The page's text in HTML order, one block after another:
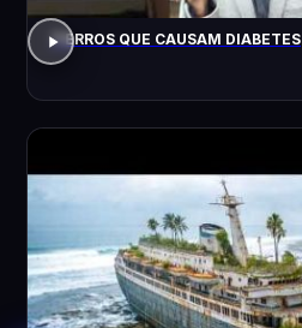
7 ERROS QUE CAUSAM DIABETES